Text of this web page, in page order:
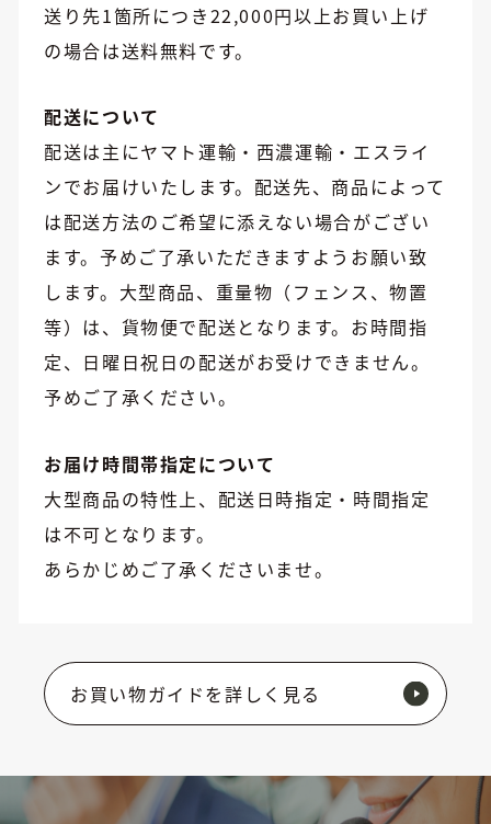
送り先1箇所につき22,000円以上お買い上げ
の場合は送料無料です。
配送について
配送は主にヤマト運輸・西濃運輸・エスライ
ンでお届けいたします。配送先、商品によって
は配送方法のご希望に添えない場合がござい
ます。予めご了承いただきますようお願い致
します。大型商品、重量物（フェンス、物置
等）は、貨物便で配送となります。お時間指
定、日曜日祝日の配送がお受けできません。
予めご了承ください。
お届け時間帯指定について
大型商品の特性上、配送日時指定・時間指定
は不可となります。
あらかじめご了承くださいませ。
お買い物ガイドを詳しく見る